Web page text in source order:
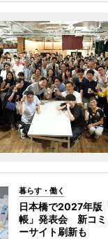
暮らす・働く
日本橋で2027年版
帳」発表会 新コミ
ーサイト刷新も